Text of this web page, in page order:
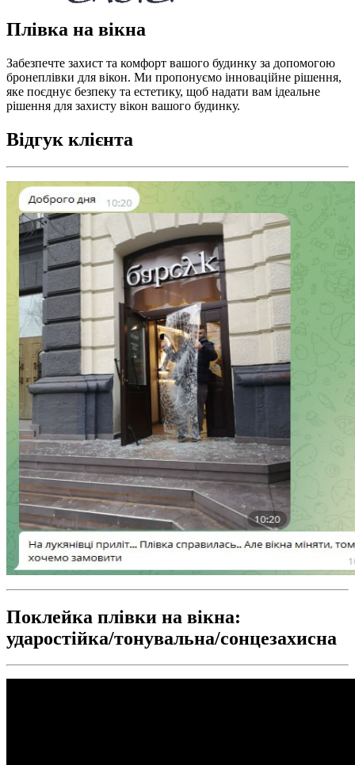
Плівка на вікна
Забезпечте захист та комфорт вашого будинку за допомогою
бронеплівки для вікон. Ми пропонуємо інноваційне рішення,
яке поєднує безпеку та естетику, щоб надати вам ідеальне
рішення для захисту вікон вашого будинку.
Відгук клієнта
Поклейка плівки на вікна:
ударостійка/тонувальна/сонцезахисна